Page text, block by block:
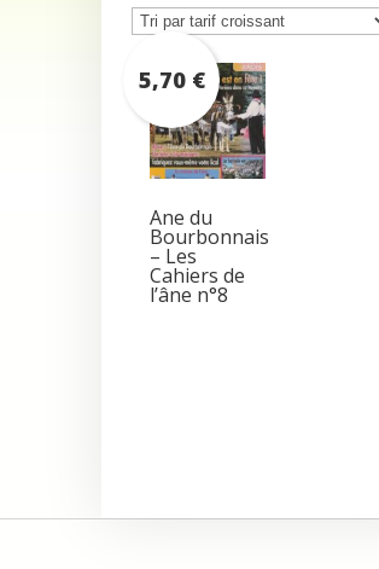
Ane du
Bourbonnais
– Les
Cahiers de
l’âne n°8
5,70 €